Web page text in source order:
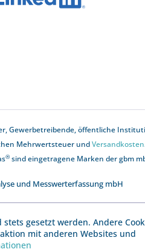
öffentliche
Mehrwertsteuer undVersandkosten
®sind eingetragene Marken der gbm
und Messwerterfassung mbH
gesetzt werden. Andere
mit anderen Websites und